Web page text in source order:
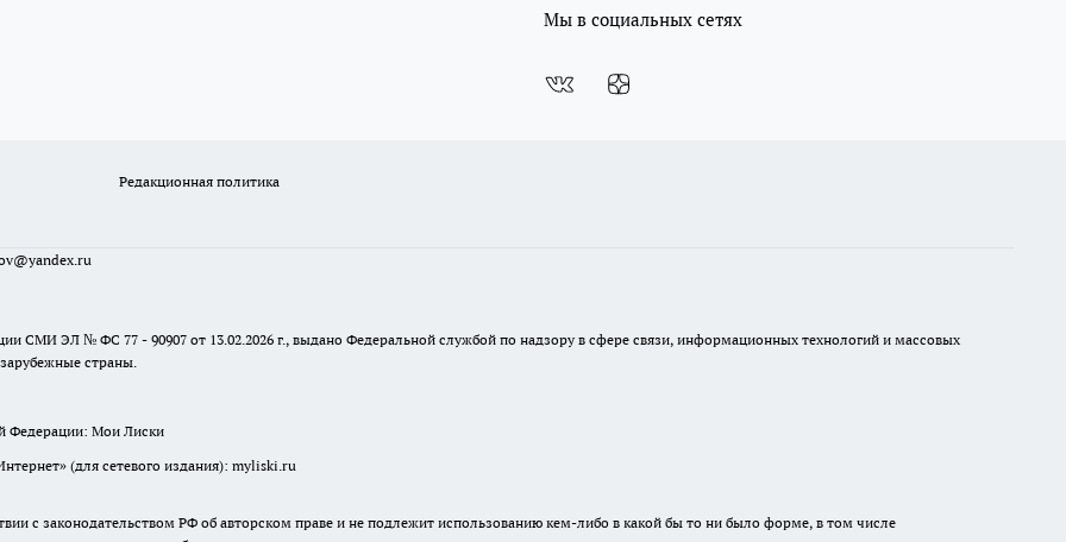
Мы в социальных сетях
Редакционная политика
СМИ ЭЛ № ФС 77 - 90907 от 13.02.2026 г., выдано Федеральной службой по надзору в сфере связи, информационных технологий и массовых
страны.
Федерации: Мои Лиски
(для сетевого издания): myliski.ru
с законодательством РФ об авторском праве и не подлежит использованию кем-либо в какой бы то ни было форме, в том числе